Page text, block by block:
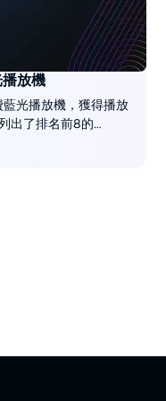
放機
光播放機，獲得播放
出了排名前8的
紹如何在Windows 10